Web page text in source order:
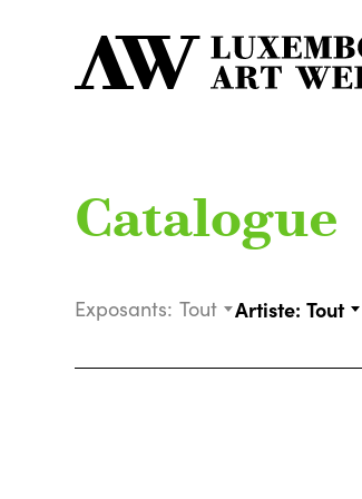
Catalogue
Exposants: Tout Artiste: Tout